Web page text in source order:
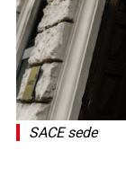
SACE sede